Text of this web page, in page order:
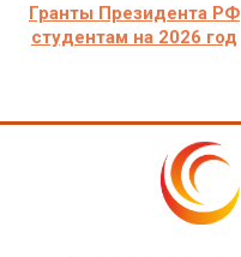
Гранты Президента РФ
студентам на 2026 год